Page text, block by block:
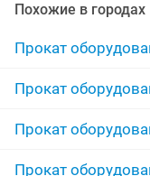
аренда пушки
фотолампа от
детская
лампы желтухи
Похожие в городах
Прокат
Прокат
Прокат
Прокат